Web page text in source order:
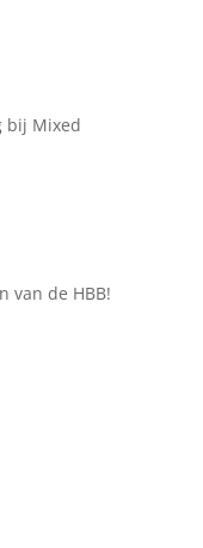
bij Mixed
van de HBB!